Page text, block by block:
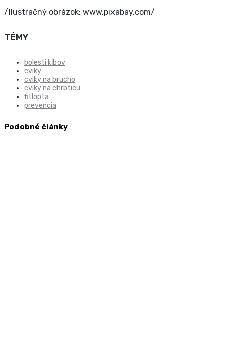
/Ilustračný obrázok: www.pixabay.com/
TÉMY
bolesti kĺbov
cviky
cviky na brucho
cviky na chrbticu
fitlopta
prevencia
Podobné články